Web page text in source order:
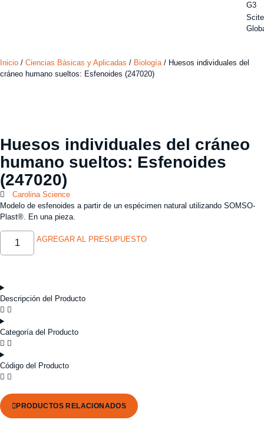
G3
Inicio / Ciencias Básicas y Aplicadas / Biología/ Huesos individuales del
cráneo humano sueltos: Esfenoides (247020)
Huesos individuales del cráneo
humano sueltos: Esfenoides
(247020)
Carolina Science
Modelo de esfenoides a partir de un espécimen natural utilizando SOMSO-
Plast®. En una pieza.
AGREGAR AL PRESUPUESTO
Descripción del Producto
Categoría del Producto
Código del Producto
PRODUCTOS RELACIONADOS